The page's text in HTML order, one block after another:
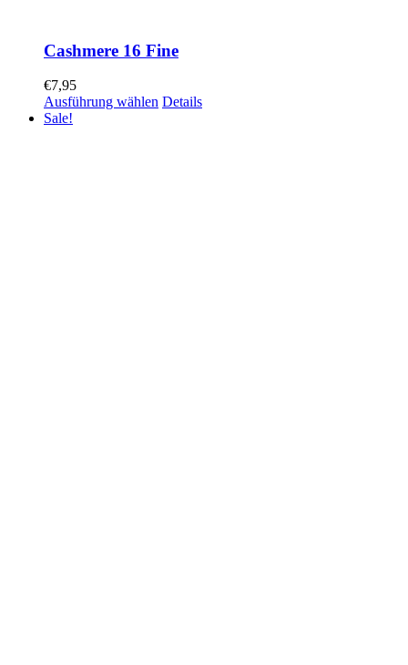
Cashmere 16 Fine
€7,95
Ausführung wählen Details
Sale!